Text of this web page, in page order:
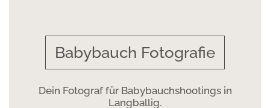
Babybauch Fotografie
Dein Fotograf für Babybauchshootings in
Langballig.